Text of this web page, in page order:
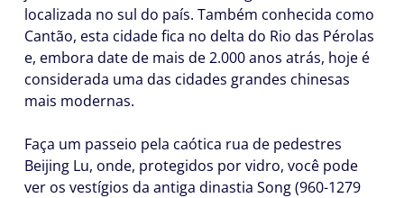
localizada no sul do país. Também conhecida como
Cantão, esta cidade fica no delta do Rio das Pérolas
e, embora date de mais de 2.000 anos atrás, hoje é
considerada uma das cidades grandes chinesas
mais modernas.
Faça um passeio pela caótica rua de pedestres
Beijing Lu, onde, protegidos por vidro, você pode
ver os vestígios da antiga dinastia Song (960-1279